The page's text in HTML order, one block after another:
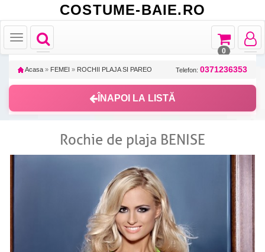
COSTUME-BAIE.RO
Toggle
navigation
Toggle
navigation
Toggle
Toggle
navigation
0
Acasa » FEMEI » ROCHII PLAJA SI PAREO Telefon: 0371236353
ÎNAPOI LA LISTĂ
Rochie de plaja BENISE